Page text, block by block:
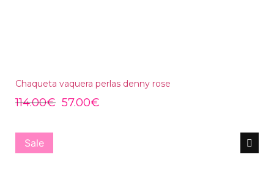
Chaqueta vaquera perlas denny rose
114.00€ 57.00€
Sale